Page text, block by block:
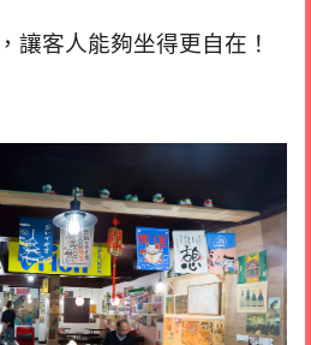
讓客人能夠坐得更自在！